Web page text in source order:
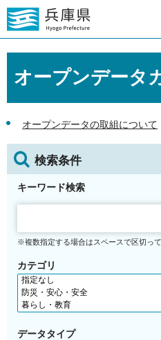
オープンデータ
オープンデータの取組について
検索条件
キーワード検索
※複数指定する場合はスペースで区切っ
カテゴリ
データタイプ